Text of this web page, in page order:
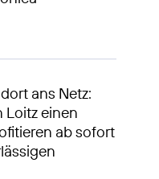
ans Netz:
Loitz einen
ab sofort